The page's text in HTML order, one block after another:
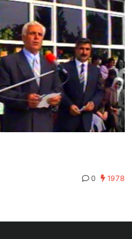
0 1978